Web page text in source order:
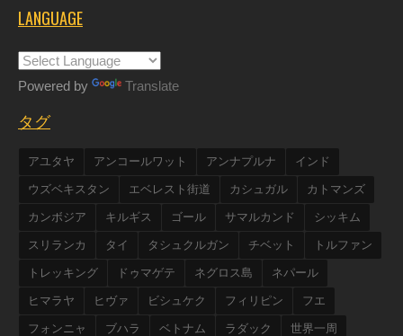
LANGUAGE
Powered by Translate
タグ
アユタヤ アンコールワット アンナプルナ インド
ウズベキスタン エベレスト街道 カシュガル カトマンズ
カンボジア キルギス ゴール サマルカンド シッキム
スリランカ タイ タシュクルガン チベット トルファン
トレッキング ドゥマゲテ ネグロス島 ネパール
ヒマラヤ ヒヴァ ビシュケク フィリピン フエ
フォンニャ ブハラ ベトナム ラダック 世界一周